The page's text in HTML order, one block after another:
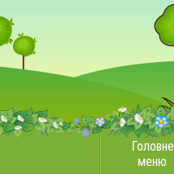
Головне
меню